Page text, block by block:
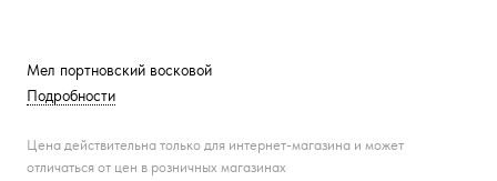
Мел портновский восковой
Подробности
Цена действительна только для интернет-магазина и может
отличаться от цен в розничных магазинах